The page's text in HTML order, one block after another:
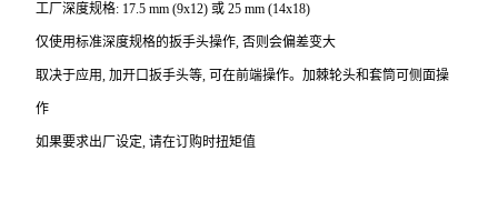
工厂深度规格: 17.5 mm (9x12) 或 25 mm (14x18)
仅使用标准深度规格的扳手头操作, 否则会偏差变大
取决于应用, 加开口扳手头等, 可在前端操作。加棘轮头和套筒可侧面操
作
如果要求出厂设定, 请在订购时扭矩值